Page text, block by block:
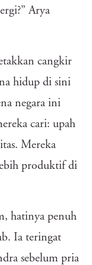
Arya
cangkir
hidup di sini
negara ini
cari: upah
Mereka
produktif di
hatinya penuh
Ia teringat
sebelum pria